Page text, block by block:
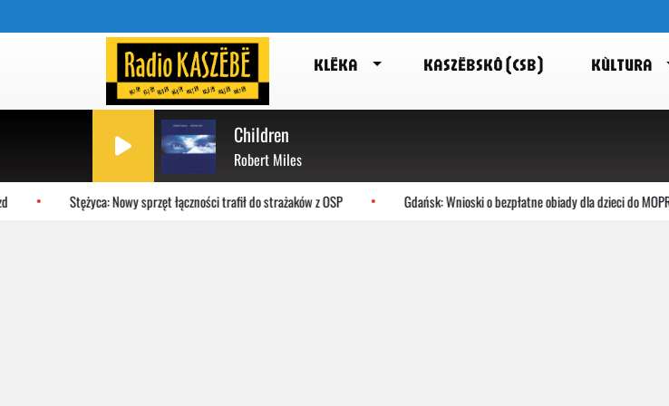
KLËKA KASZËBSKÔ (CSB) KÙLTURA
Children
Robert Miles
Stężyca: Nowy sprzęt łączności trafił do strażaków z OSP Gdańsk: Wnioski o bezpłatne obiady dla dzieci do MOPR